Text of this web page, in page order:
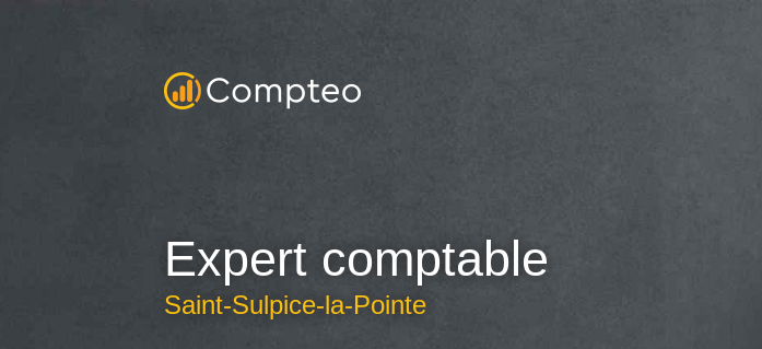
Expert comptable
Saint-Sulpice-la-Pointe